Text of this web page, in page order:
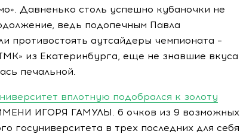
Давненько столь успешно кубаночки не
ведь подопечным Павла
противостоять аутсайдеры чемпионата –
из Екатеринбурга, еще не знавшие вкуса
печальной.
вплотную подобрался к золоту
ИГОРЯ ГАМУЛЫ. 6 очков из 9 возможных
госуниверситета в трех последних для себя